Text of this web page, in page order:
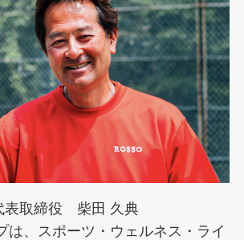
表取締役 柴田 久典
は、スポーツ・ウェルネス・ライ